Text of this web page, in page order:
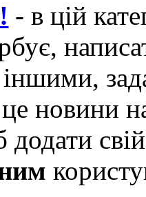
- в цій
іншими,
новини